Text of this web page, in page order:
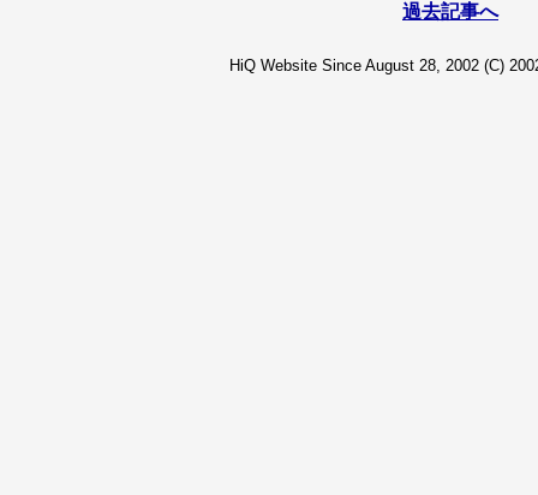
過去記事へ
HiQ Website Since August 28, 2002 (C)